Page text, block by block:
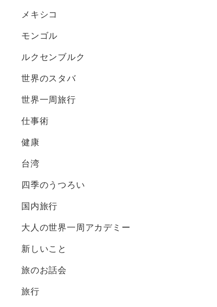
メキシコ
モンゴル
ルクセンブルク
世界のスタバ
世界一周旅行
仕事術
健康
台湾
四季のうつろい
国内旅行
大人の世界一周アカデミー
新しいこと
旅のお話会
旅行